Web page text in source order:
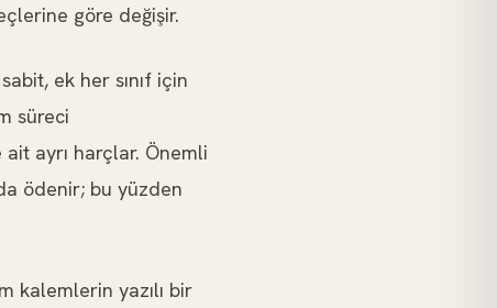
göre değişir.
ek her sınıf için
süreci
ayrı harçlar. Önemli
ödenir; bu yüzden
kalemlerin yazılı bir